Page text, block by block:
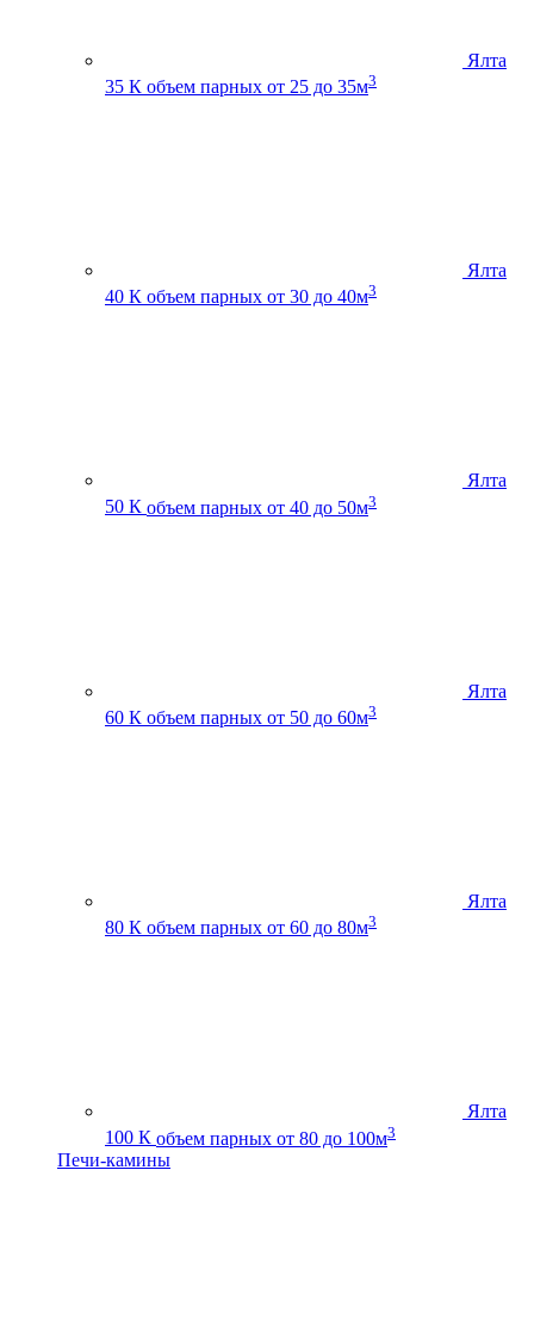
Ялта
35 К объем парных от 25 до 35м3
Ялта
40 К объем парных от 30 до 40м3
Ялта
50 К объем парных от 40 до 50м3
Ялта
60 К объем парных от 50 до 60м3
Ялта
80 К объем парных от 60 до 80м3
Ялта
100 К объем парных от 80 до 100м3
Печи-камины